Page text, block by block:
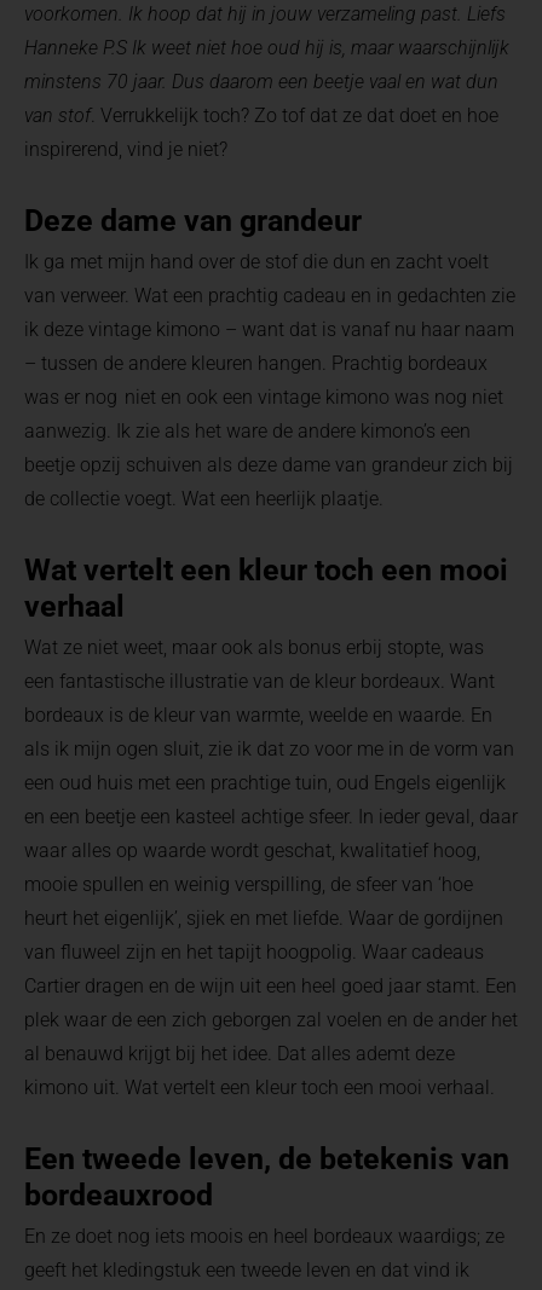
voorkomen. Ik hoop dat hij in jouw verzameling past. Liefs
Hanneke P.S Ik weet niet hoe oud hij is, maar waarschijnlijk
minstens 70 jaar. Dus daarom een beetje vaal en wat dun
van stof. Verrukkelijk toch? Zo tof dat ze dat doet en hoe
inspirerend, vind je niet?
Deze dame van grandeur
Ik ga met mijn hand over de stof die dun en zacht voelt
van verweer. Wat een prachtig cadeau en in gedachten zie
ik deze vintage kimono – want dat is vanaf nu haar naam
– tussen de andere kleuren hangen. Prachtig bordeaux
was er nog niet en ook een vintage kimono was nog niet
aanwezig. Ik zie als het ware de andere kimono’s een
beetje opzij schuiven als deze dame van grandeur zich bij
de collectie voegt. Wat een heerlijk plaatje.
Wat vertelt een kleur toch een mooi
verhaal
Wat ze niet weet, maar ook als bonus erbij stopte, was
een fantastische illustratie van de kleur bordeaux. Want
bordeaux is de kleur van warmte, weelde en waarde. En
als ik mijn ogen sluit, zie ik dat zo voor me in de vorm van
een oud huis met een prachtige tuin, oud Engels eigenlijk
en een beetje een kasteel achtige sfeer. In ieder geval, daar
waar alles op waarde wordt geschat, kwalitatief hoog,
mooie spullen en weinig verspilling, de sfeer van ‘hoe
heurt het eigenlijk’, sjiek en met liefde. Waar de gordijnen
van fluweel zijn en het tapijt hoogpolig. Waar cadeaus
Cartier dragen en de wijn uit een heel goed jaar stamt. Een
plek waar de een zich geborgen zal voelen en de ander het
al benauwd krijgt bij het idee. Dat alles ademt deze
kimono uit. Wat vertelt een kleur toch een mooi verhaal.
Een tweede leven, de betekenis van
bordeauxrood
En ze doet nog iets moois en heel bordeaux waardigs; ze
geeft het kledingstuk een tweede leven en dat vind ik